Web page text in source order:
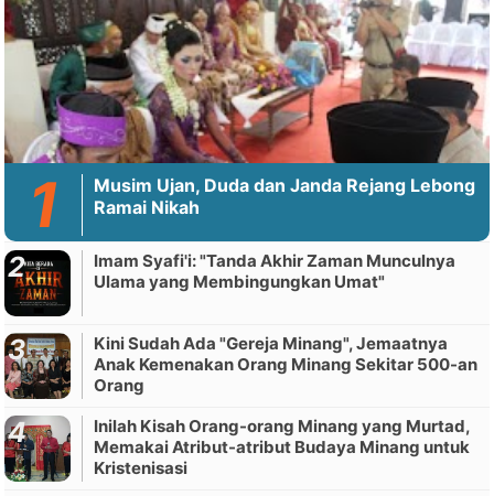
Musim Ujan, Duda dan Janda Rejang Lebong
Ramai Nikah
Imam Syafi'i: "Tanda Akhir Zaman Munculnya
Ulama yang Membingungkan Umat"
Kini Sudah Ada "Gereja Minang", Jemaatnya
Anak Kemenakan Orang Minang Sekitar 500-an
Orang
Inilah Kisah Orang-orang Minang yang Murtad,
Memakai Atribut-atribut Budaya Minang untuk
Kristenisasi